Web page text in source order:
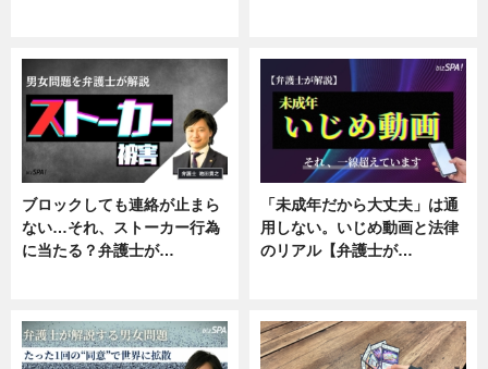
ブロックしても連絡が止まら
ない…それ、ストーカー行為
に当たる？弁護士が…
「未成年だから大丈夫」は通
用しない。いじめ動画と法律
のリアル【弁護士が…